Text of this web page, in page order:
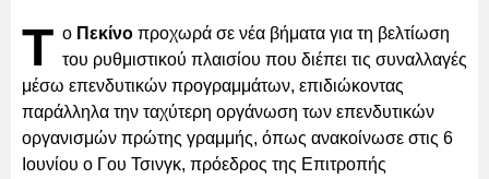
Τ ο Πεκίνο προχωρά σε νέα βήματα για τη βελτίωση
του ρυθμιστικού πλαισίου που διέπει τις συναλλαγές
μέσω επενδυτικών προγραμμάτων, επιδιώκοντας
παράλληλα την ταχύτερη οργάνωση των επενδυτικών
οργανισμών πρώτης γραμμής, όπως ανακοίνωσε στις 6
Ιουνίου ο Γου Τσινγκ, πρόεδρος της Επιτροπής